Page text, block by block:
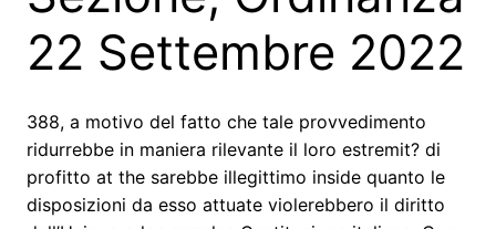
22 Settembre 2022
388, a motivo del fatto che tale provvedimento
ridurrebbe in maniera rilevante il loro estremit? di
profitto at the sarebbe illegittimo inside quanto le
disposizioni da esso attuate violerebbero il diritto